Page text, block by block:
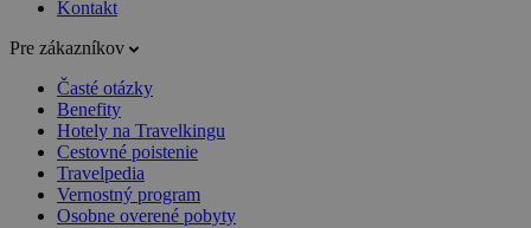
Kontakt
Pre zákazníkov
Časté otázky
Benefity
Hotely na Travelkingu
Cestovné poistenie
Travelpedia
Vernostný program
Osobne overené pobyty